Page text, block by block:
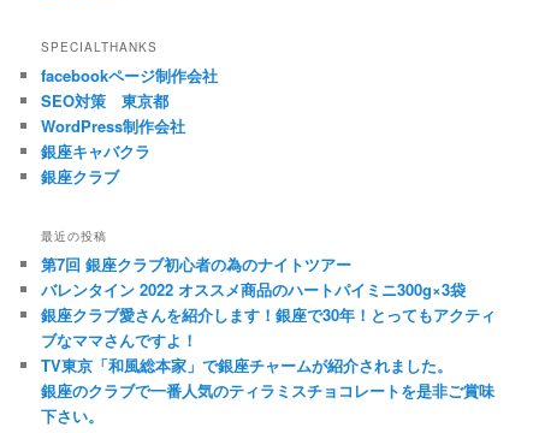
SPECIALTHANKS
facebookページ制作会社
SEO対策 東京都
WordPress制作会社
銀座キャバクラ
銀座クラブ
最近の投稿
第7回 銀座クラブ初心者の為のナイトツアー
バレンタイン 2022 オススメ商品のハートパイミニ300g×3袋
銀座クラブ愛さんを紹介します！銀座で30年！とってもアクティ
ブなママさんですよ！
TV東京「和風総本家」で銀座チャームが紹介されました。
銀座のクラブで一番人気のティラミスチョコレートを是非ご賞味
下さい。